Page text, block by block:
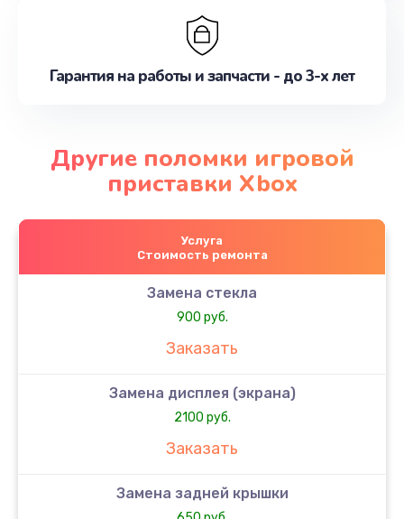
Гарантия на работы и запчасти - до 3-х лет
Другие поломки игровой
приставки Xbox
Услуга
Стоимость ремонта
Замена стекла
900 руб.
Заказать
Замена дисплея (экрана)
2100 руб.
Заказать
Замена задней крышки